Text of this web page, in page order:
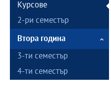
Курсове
2-ри семестър
Втора година
3-ти семестър
4-ти семестър